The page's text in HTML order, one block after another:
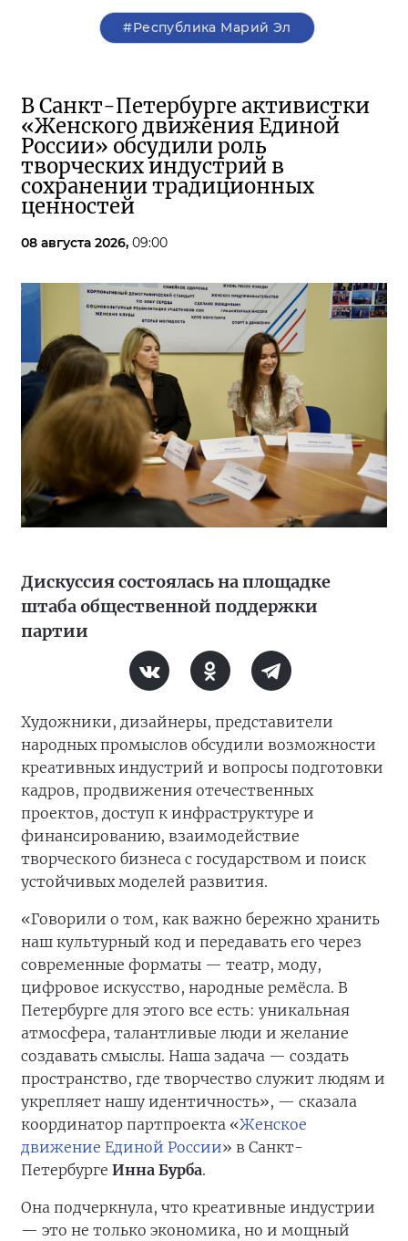
#Республика Марий Эл
В Санкт-Петербурге активистки
«Женского движения Единой
России» обсудили роль
творческих индустрий в
сохранении традиционных
ценностей
08 августа 2026, 09:00
Дискуссия состоялась на площадке
штаба общественной поддержки
партии
Художники, дизайнеры, представители
народных промыслов обсудили возможности
креативных индустрий и вопросы подготовки
кадров, продвижения отечественных
проектов, доступ к инфраструктуре и
финансированию, взаимодействие
творческого бизнеса с государством и поиск
устойчивых моделей развития.
«Говорили о том, как важно бережно хранить
наш культурный код и передавать его через
современные форматы — театр, моду,
цифровое искусство, народные ремёсла. В
Петербурге для этого все есть: уникальная
атмосфера, талантливые люди и желание
создавать смыслы. Наша задача — создать
пространство, где творчество служит людям и
укрепляет нашу идентичность», — сказала
координатор партпроекта «Женское
движение Единой России» в Санкт-
Петербурге Инна Бурба.
Она подчеркнула, что креативные индустрии
— это не только экономика, но и мощный